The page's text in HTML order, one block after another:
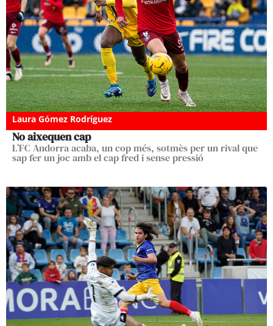
Laura Gómez Rodríguez
No aixequen cap
L’FC Andorra acaba, un cop més, sotmès per un rival que
sap fer un joc amb el cap fred i sense pressió